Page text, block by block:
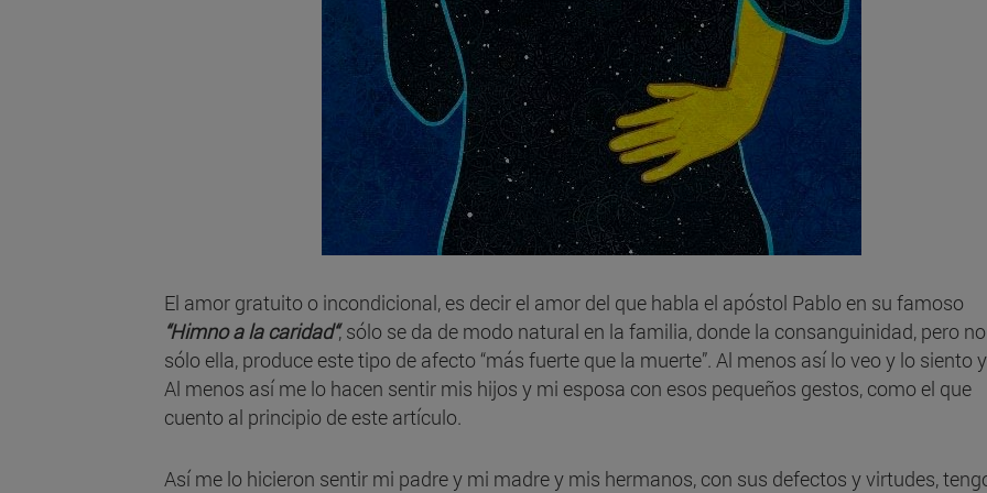
El amor gratuito o incondicional, es decir el amor del que habla el apóstol Pablo en su famoso
“Himno a la caridad“, sólo se da de modo natural en la familia, donde la consanguinidad, pero no
sólo ella, produce este tipo de afecto “más fuerte que la muerte”. Al menos así lo veo y lo siento
Al menos así me lo hacen sentir mis hijos y mi esposa con esos pequeños gestos, como el que
cuento al principio de este artículo.
Así me lo hicieron sentir mi padre y mi madre y mis hermanos, con sus defectos y virtudes,